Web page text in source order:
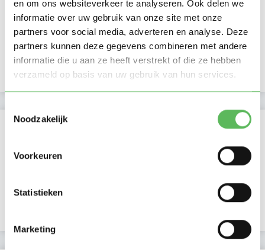
en om ons websiteverkeer te analyseren. Ook delen we
informatie over uw gebruik van onze site met onze
partners voor social media, adverteren en analyse. Deze
partners kunnen deze gegevens combineren met andere
informatie die u aan ze heeft verstrekt of die ze hebben
verzameld op basis van uw gebruik van hun services.
Noodzakelijk
Voorkeuren
Statistieken
Marketing
Ochtend
Avond
Nacht
NIEUW
Activiteit op Oppasland
Laatste activiteit 01-05-2026